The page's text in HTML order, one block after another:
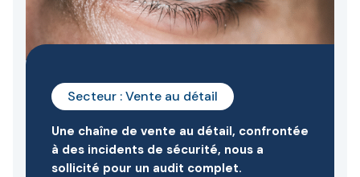
Secteur : Vente au détail
Une chaîne de vente au détail, confrontée
à des incidents de sécurité, nous a
sollicité pour un audit complet.